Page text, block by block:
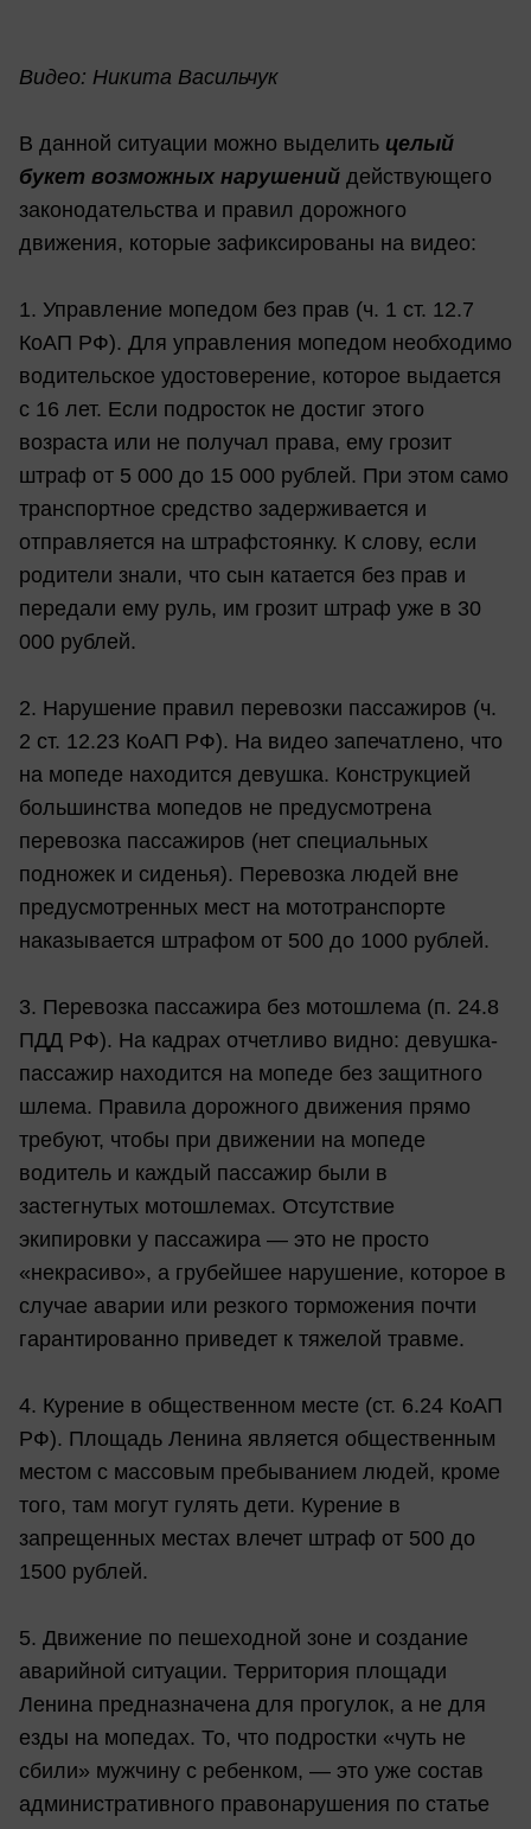
Видео: Никита Васильчук
В данной ситуации можно выделить целый
букет возможных нарушений действующего
законодательства и правил дорожного
движения, которые зафиксированы на видео:
1. Управление мопедом без прав (ч. 1 ст. 12.7
КоАП РФ). Для управления мопедом необходимо
водительское удостоверение, которое выдается
с 16 лет. Если подросток не достиг этого
возраста или не получал права, ему грозит
штраф от 5 000 до 15 000 рублей. При этом само
транспортное средство задерживается и
отправляется на штрафстоянку. К слову, если
родители знали, что сын катается без прав и
передали ему руль, им грозит штраф уже в 30
000 рублей.
2. Нарушение правил перевозки пассажиров (ч.
2 ст. 12.23 КоАП РФ). На видео запечатлено, что
на мопеде находится девушка. Конструкцией
большинства мопедов не предусмотрена
перевозка пассажиров (нет специальных
подножек и сиденья). Перевозка людей вне
предусмотренных мест на мототранспорте
наказывается штрафом от 500 до 1000 рублей.
3. Перевозка пассажира без мотошлема (п. 24.8
ПДД РФ). На кадрах отчетливо видно: девушка-
пассажир находится на мопеде без защитного
шлема. Правила дорожного движения прямо
требуют, чтобы при движении на мопеде
водитель и каждый пассажир были в
застегнутых мотошлемах. Отсутствие
экипировки у пассажира — это не просто
«некрасиво», а грубейшее нарушение, которое в
случае аварии или резкого торможения почти
гарантированно приведет к тяжелой травме.
4. Курение в общественном месте (ст. 6.24 КоАП
РФ). Площадь Ленина является общественным
местом с массовым пребыванием людей, кроме
того, там могут гулять дети. Курение в
запрещенных местах влечет штраф от 500 до
1500 рублей.
5. Движение по пешеходной зоне и создание
аварийной ситуации. Территория площади
Ленина предназначена для прогулок, а не для
езды на мопедах. То, что подростки «чуть не
сбили» мужчину с ребенком, — это уже состав
административного правонарушения по статье